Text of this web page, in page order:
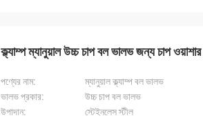
ক্ল্যাম্প ম্যানুয়াল উচ্চ চাপ বল ভালভ জন্য চাপ ওয়াশার
পণ্যের নাম:
ম্যানুয়াল ক্ল্যাম্প বল ভালভ
ভালভ প্রকার:
উচ্চ চাপ বল ভালভ
উপাদান:
স্টেইনলেস স্টীল